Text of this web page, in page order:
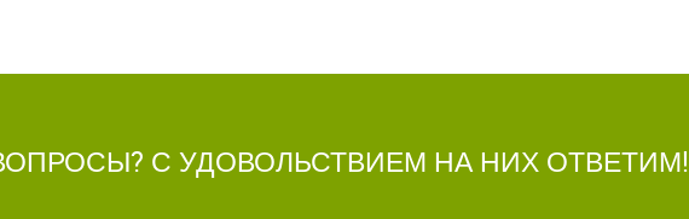
С УДОВОЛЬСТВИЕМ НА НИХ ОТВЕТИМ!